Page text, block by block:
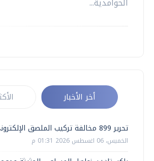
أخر الأخبار
تحرير 899 مخالفة تركيب الملصق الإلكتروني
الخميس، 06 اغسطس 2026 01:31 م